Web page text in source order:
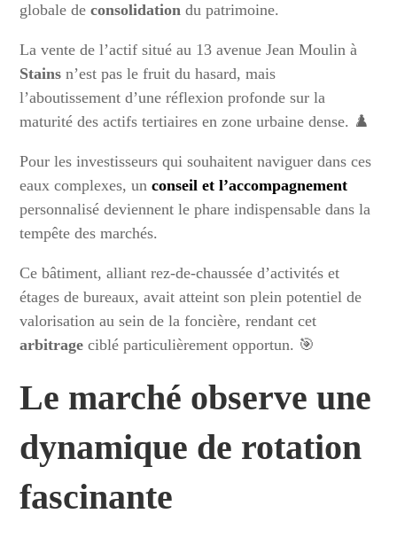
globale deconsolidation du patrimoine.
La vente de l’actif situé au 13 avenue Jean Moulin à
Stains n’est pas le fruit du hasard, mais
l’aboutissement d’une réflexion profonde sur la
maturité des actifs tertiaires en zone urbaine dense. ♟️
Pour les investisseurs qui souhaitent naviguer dans ces
eaux complexes, unconseil et l’accompagnement
personnalisé deviennent le phare indispensable dans la
tempête des marchés.
Ce bâtiment, alliant rez-de-chaussée d’activités et
étages de bureaux, avait atteint son plein potentiel de
valorisation au sein de la foncière, rendant cet
arbitrage ciblé particulièrement opportun. 🎯
Le marché observe une
dynamique de rotation
fascinante